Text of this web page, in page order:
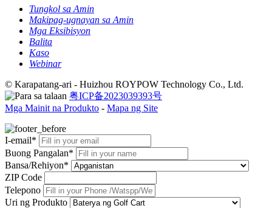
Tungkol sa Amin
Makipag-ugnayan sa Amin
Mga Eksibisyon
Balita
Kaso
Webinar
© Karapatang-ari - Huizhou ROYPOW Technology Co., Ltd.
粤ICP备2023039393号
Mga Mainit na Produkto - Mapa ng Site
I-email*
Buong Pangalan*
Bansa/Rehiyon*
ZIP Code
Telepono
Uri ng Produkto